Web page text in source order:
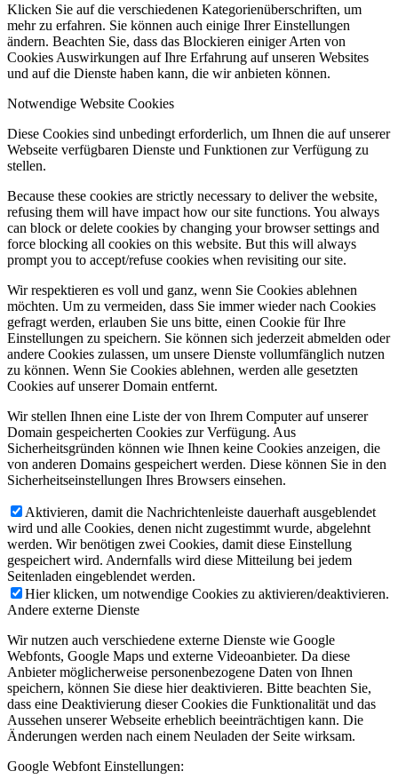
Klicken Sie auf die verschiedenen Kategorienüberschriften, um
mehr zu erfahren. Sie können auch einige Ihrer Einstellungen
ändern. Beachten Sie, dass das Blockieren einiger Arten von
Cookies Auswirkungen auf Ihre Erfahrung auf unseren Websites
und auf die Dienste haben kann, die wir anbieten können.
Notwendige Website Cookies
Diese Cookies sind unbedingt erforderlich, um Ihnen die auf unserer
Webseite verfügbaren Dienste und Funktionen zur Verfügung zu
stellen.
Because these cookies are strictly necessary to deliver the website,
refusing them will have impact how our site functions. You always
can block or delete cookies by changing your browser settings and
force blocking all cookies on this website. But this will always
prompt you to accept/refuse cookies when revisiting our site.
Wir respektieren es voll und ganz, wenn Sie Cookies ablehnen
möchten. Um zu vermeiden, dass Sie immer wieder nach Cookies
gefragt werden, erlauben Sie uns bitte, einen Cookie für Ihre
Einstellungen zu speichern. Sie können sich jederzeit abmelden oder
andere Cookies zulassen, um unsere Dienste vollumfänglich nutzen
zu können. Wenn Sie Cookies ablehnen, werden alle gesetzten
Cookies auf unserer Domain entfernt.
Wir stellen Ihnen eine Liste der von Ihrem Computer auf unserer
Domain gespeicherten Cookies zur Verfügung. Aus
Sicherheitsgründen können wie Ihnen keine Cookies anzeigen, die
von anderen Domains gespeichert werden. Diese können Sie in den
Sicherheitseinstellungen Ihres Browsers einsehen.
Aktivieren, damit die Nachrichtenleiste dauerhaft ausgeblendet
wird und alle Cookies, denen nicht zugestimmt wurde, abgelehnt
werden. Wir benötigen zwei Cookies, damit diese Einstellung
gespeichert wird. Andernfalls wird diese Mitteilung bei jedem
Seitenladen eingeblendet werden.
Hier klicken, um notwendige Cookies zu aktivieren/deaktivieren.
Andere externe Dienste
Wir nutzen auch verschiedene externe Dienste wie Google
Webfonts, Google Maps und externe Videoanbieter. Da diese
Anbieter möglicherweise personenbezogene Daten von Ihnen
speichern, können Sie diese hier deaktivieren. Bitte beachten Sie,
dass eine Deaktivierung dieser Cookies die Funktionalität und das
Aussehen unserer Webseite erheblich beeinträchtigen kann. Die
Änderungen werden nach einem Neuladen der Seite wirksam.
Google Webfont Einstellungen: